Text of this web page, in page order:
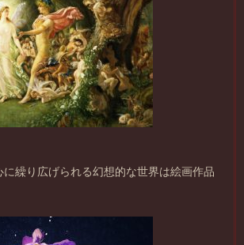
繰り広げられる幻想的な世界は絵画作品